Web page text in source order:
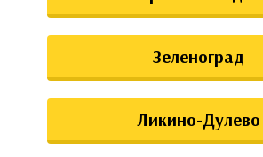
Зеленоград
Ликино-Дулево